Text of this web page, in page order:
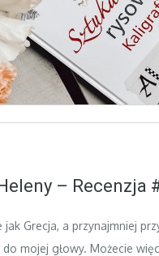
– Recenzja
jak Grecja, a przynajmniej
do mojej głowy. Możecie